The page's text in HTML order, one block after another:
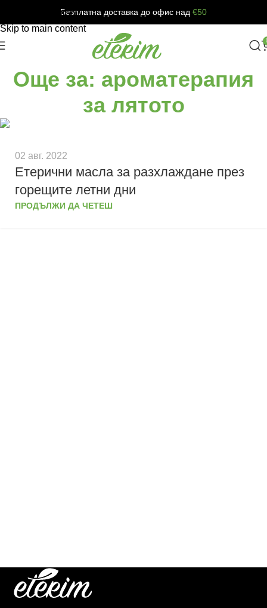
Skip to navigation
Skip to main content
Безплатна доставка до офис над €50
Още за: ароматерапия
за лятото
02 авг. 2022
Етерични масла за разхлаждане през
горещите летни дни
ПРОДЪЛЖИ ДА ЧЕТЕШ